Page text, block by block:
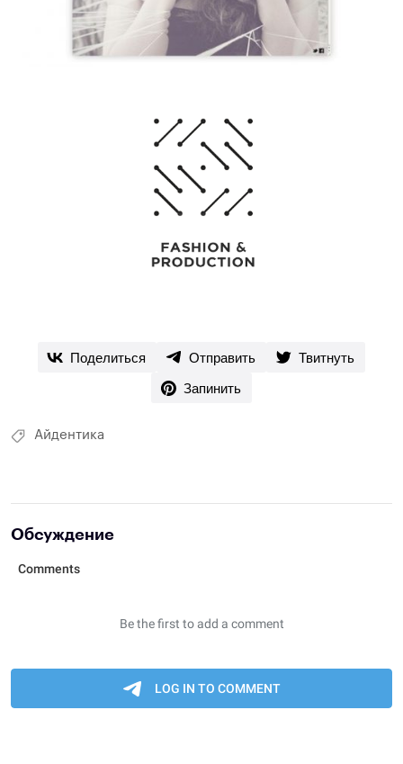
Поделиться Отправить
Твитнуть
Запинить
Айдентика
Обсуждение